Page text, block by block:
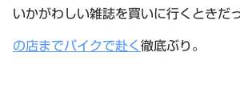
いかがわしい雑誌を買いに行くときだっ
の店までバイクで赴く 徹底ぶり。